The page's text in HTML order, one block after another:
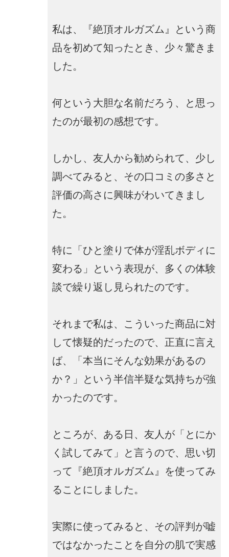
私は、『絶頂オルガズム』という商
品を初めて知ったとき、少々驚きま
した。
何という大胆な名前だろう、と思っ
たのが最初の感想です。
しかし、友人から勧められて、少し
調べてみると、その口コミの多さと
評価の高さに興味がわいてきまし
た。
特に「ひと塗りで体が淫乱ボディに
変わる」という表現が、多くの体験
談で繰り返し見られたのです。
それまで私は、こういった商品に対
して懐疑的だったので、正直に言え
ば、「本当にそんな効果があるの
か？」という半信半疑な気持ちが強
かったのです。
ところが、ある日、友人が「とにか
く試してみて」と言うので、思い切
って『絶頂オルガズム』を使ってみ
ることにしました。
実際に使ってみると、その評判が嘘
ではなかったことを自分の肌で実感